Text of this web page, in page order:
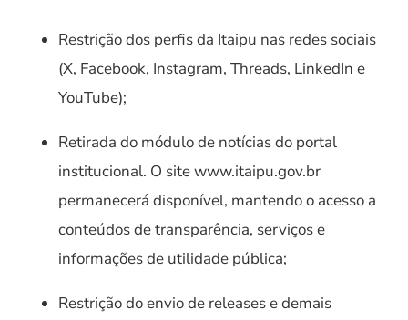
Restrição dos perfis da Itaipu nas redes sociais
(X, Facebook, Instagram, Threads, LinkedIn e
YouTube);
Retirada do módulo de notícias do portal
institucional. O site www.itaipu.gov.br
permanecerá disponível, mantendo o acesso a
conteúdos de transparência, serviços e
informações de utilidade pública;
Restrição do envio de releases e demais